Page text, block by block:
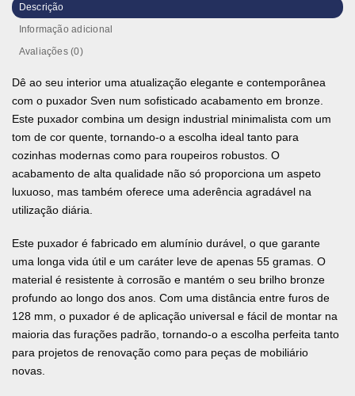
Descrição
Informação adicional
Avaliações (0)
Dê ao seu interior uma atualização elegante e contemporânea
com o puxador Sven num sofisticado acabamento em bronze.
Este puxador combina um design industrial minimalista com um
tom de cor quente, tornando-o a escolha ideal tanto para
cozinhas modernas como para roupeiros robustos. O
acabamento de alta qualidade não só proporciona um aspeto
luxuoso, mas também oferece uma aderência agradável na
utilização diária.
Este puxador é fabricado em alumínio durável, o que garante
uma longa vida útil e um caráter leve de apenas 55 gramas. O
material é resistente à corrosão e mantém o seu brilho bronze
profundo ao longo dos anos. Com uma distância entre furos de
128 mm, o puxador é de aplicação universal e fácil de montar na
maioria das furações padrão, tornando-o a escolha perfeita tanto
para projetos de renovação como para peças de mobiliário
novas.